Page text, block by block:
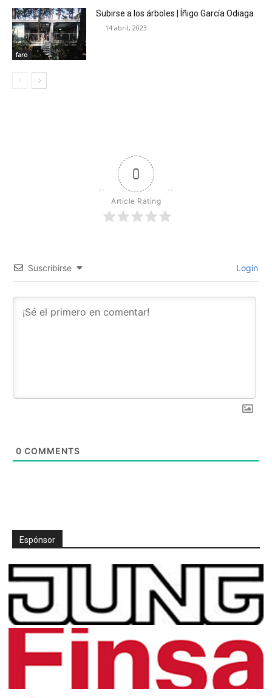
faro
Subirse a los árboles | Íñigo García Odiaga
14 abril, 2023
0
Article Rating
Suscribirse Login
0 COMMENTS
Espónsor